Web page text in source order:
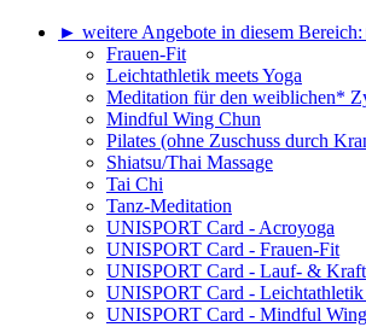
► weitere Angebote in diesem Bereich:
Frauen-Fit
Leichtathletik meets Yoga
Meditation für den weiblichen*
Mindful Wing Chun
Pilates (ohne Zuschuss durch
Shiatsu/Thai Massage
Tai Chi
Tanz-Meditation
UNISPORT Card - Acroyoga
UNISPORT Card - Frauen-Fit
UNISPORT Card - Lauf- &
UNISPORT Card - Leichtathletik
UNISPORT Card - Mindful